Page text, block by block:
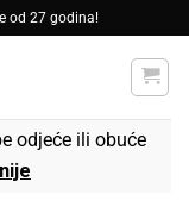
od 27 godina!
odjeće ili obuće